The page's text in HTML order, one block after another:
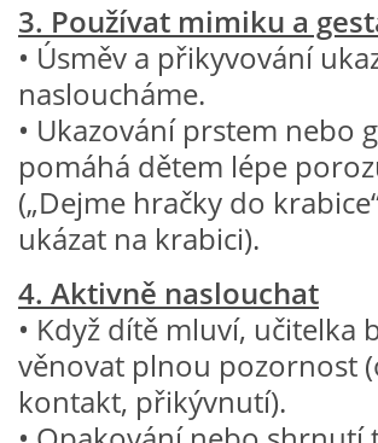
VÝTVARNÉ AKTIVITY - ZIMA
CHARAKTERISTIKA ROČNÍCH OBDOBÍ
HÁDANKY K TÉMATU JARO, LÉTO,
BÁSNĚ K TÉMATU JARO
POHYBOVÉ AKTIVITY NA TÉMA JARO
3. Používat mimiku a
• Úsměv a přikyvování
nasloucháme.
• Ukazování prstem nebo
pomáhá dětem lépe
(„Dejme hračky do
ukázat na krabici).
4. Aktivně naslouchat
• Když dítě mluví, učitelka
věnovat plnou pozornost
kontakt, přikývnutí).